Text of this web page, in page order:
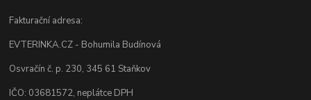
Fakturační adresa:
EVTERINKA.CZ - Bohumila Budínová
Osvračín č. p. 230, 345 61 Staňkov
IČO: 03681572, neplátce DPH